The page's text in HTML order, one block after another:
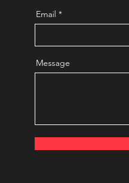
Email
Message